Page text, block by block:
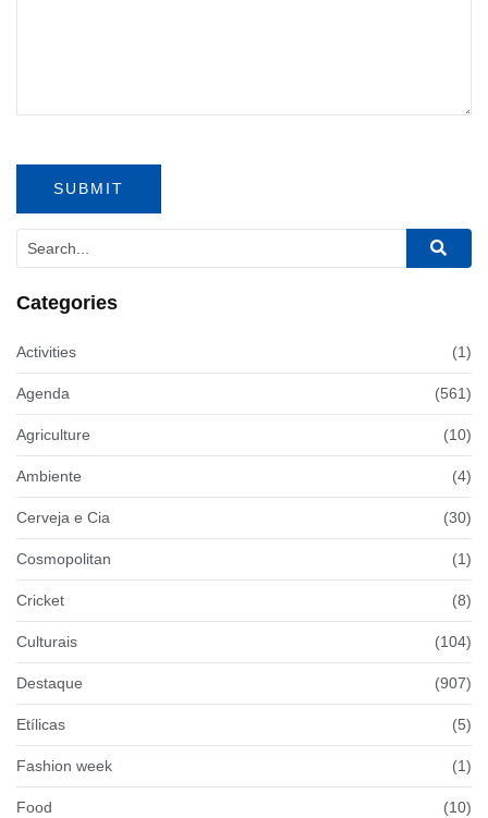
Categories
Activities (1)
Agenda (561)
Agriculture (10)
Ambiente (4)
Cerveja e Cia (30)
Cosmopolitan (1)
Cricket (8)
Culturais (104)
Destaque (907)
Etílicas (5)
Fashion week (1)
Food (10)